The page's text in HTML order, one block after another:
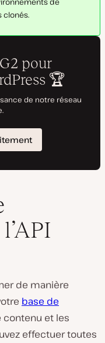
clonés.
de manière
base de
contenu et les
effectuer toutes